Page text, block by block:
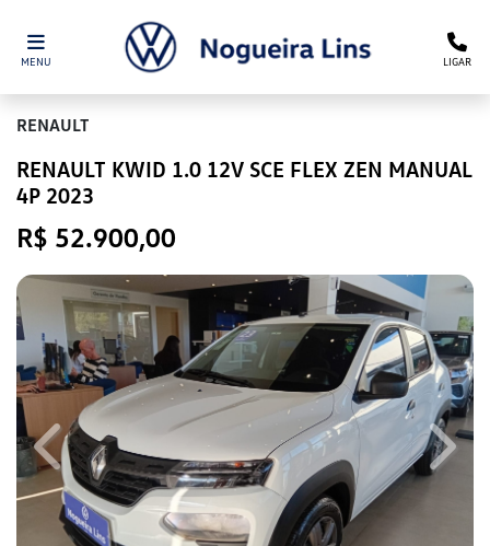
MENU LIGAR
RENAULT
RENAULT KWID 1.0 12V SCE FLEX ZEN MANUAL
4P 2023
R$ 52.900,00
Previous Next